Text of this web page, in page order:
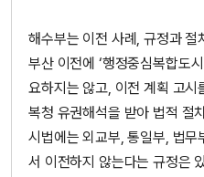
해수부는 이전 사례, 규정과
부산 이전에 ‘행정중심복합도
요하지는 않고, 이전 계획 고
복청 유권해석을 받아 법적 절
시법에는 외교부, 통일부, 법무
서 이전하지 않는다는 규정은